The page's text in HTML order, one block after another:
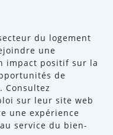
du logement
une
impact positif sur la
de
Consultez
sur leur site web
une expérience
service du bien-